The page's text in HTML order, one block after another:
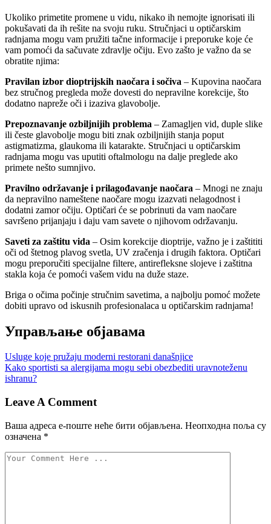
Ukoliko primetite promene u vidu, nikako ih nemojte ignorisati ili
pokušavati da ih rešite na svoju ruku. Stručnjaci u optičarskim
radnjama mogu vam pružiti tačne informacije i preporuke koje će
vam pomoći da sačuvate zdravlje očiju. Evo zašto je važno da se
obratite njima:
Pravilan izbor dioptrijskih naočara i sočiva – Kupovina naočara
bez stručnog pregleda može dovesti do nepravilne korekcije, što
dodatno napreže oči i izaziva glavobolje.
Prepoznavanje ozbiljnijih problema – Zamagljen vid, duple slike
ili česte glavobolje mogu biti znak ozbiljnijih stanja poput
astigmatizma, glaukoma ili katarakte. Stručnjaci u optičarskim
radnjama mogu vas uputiti oftalmologu na dalje preglede ako
primete nešto sumnjivo.
Pravilno održavanje i prilagođavanje naočara – Mnogi ne znaju
da nepravilno nameštene naočare mogu izazvati nelagodnost i
dodatni zamor očiju. Optičari će se pobrinuti da vam naočare
savršeno prijanjaju i daju vam savete o njihovom održavanju.
Saveti za zaštitu vida – Osim korekcije dioptrije, važno je i zaštititi
oči od štetnog plavog svetla, UV zračenja i drugih faktora. Optičari
mogu preporučiti specijalne filtere, antirefleksne slojeve i zaštitna
stakla koja će pomoći vašem vidu na duže staze.
Briga o očima počinje stručnim savetima, a najbolju pomoć možete
dobiti upravo od iskusnih profesionalaca u optičarskim radnjama!
Управљање објавама
Usluge koje pružaju moderni restorani današnjice
Kako sportisti sa alergijama mogu sebi obezbediti uravnoteženu
ishranu?
Leave A Comment
Ваша адреса е-поште неће бити објављена. Неопходна поља су
означена *